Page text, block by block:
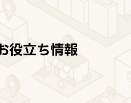
役立ち情報